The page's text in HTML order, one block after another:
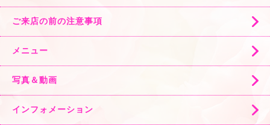
ご来店の前の注意事項
メニュー
写真＆動画
インフォメーション